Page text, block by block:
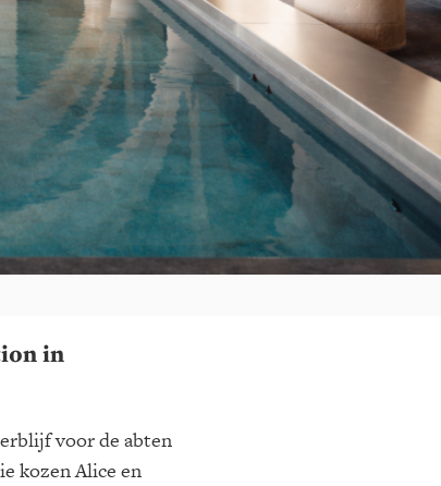
in
voor de abten
kozen Alice en